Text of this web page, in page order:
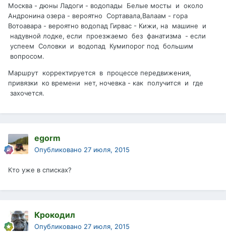
Москва - дюны Ладоги - водопады Белые мосты и около
Андронина озера - вероятно Сортавала,Валаам - гора
Вотоавара - вероятно водопад Гирвас - Кижи, на машине и
надувной лодке, если проезжаемо без фанатизма - если
успеем Соловки и водопад Кумипорог под большим
вопросом.
Маршрут корректируется в процессе передвижения,
привязки ко времени нет, ночевка - как получится и где
захочется.
egorm
Опубликовано 27 июля, 2015
Кто уже в списках?
Крокодил
Опубликовано 27 июля, 2015